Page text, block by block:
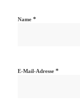
Name *
E-Mail-Adresse *